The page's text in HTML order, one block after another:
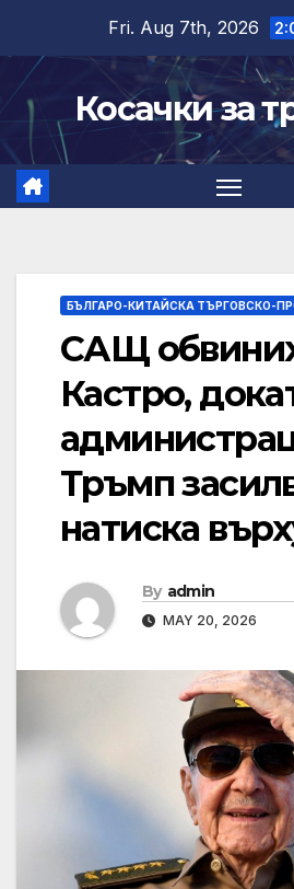
content
Fri. Aug 7th, 2026
Косачки за
БЪЛГАРО-КИТАЙСКА ТЪРГОВСКО-
САЩ
Кастро,
Тръмп
натиска
By admin
MAY 20, 2026